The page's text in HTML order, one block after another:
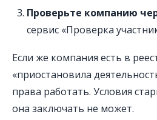
Проверьте компанию
сервис «Проверка
Если же компания есть в
«приостановила
права работать. Условия
она заключать не может.